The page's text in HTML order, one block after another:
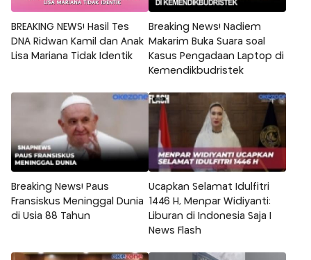
BREAKING NEWS! Hasil Tes
DNA Ridwan Kamil dan Anak
Lisa Mariana Tidak Identik
Breaking News! Nadiem
Makarim Buka Suara soal
Kasus Pengadaan Laptop di
Kemendikbudristek
Breaking News! Paus
Fransiskus Meninggal Dunia
di Usia 88 Tahun
Ucapkan Selamat Idulfitri
1446 H, Menpar Widiyanti:
Liburan di Indonesia Saja |
News Flash